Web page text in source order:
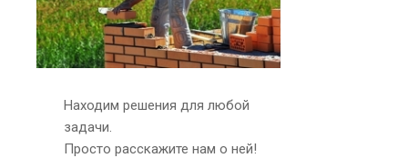
Находим решения для любой
задачи.
Просто расскажите нам о ней!